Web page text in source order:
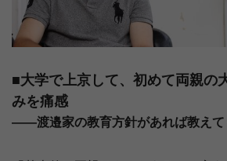
■大学で上京して、初めて両親の
みを痛感
――渡邉家の教育方針があれば教えて